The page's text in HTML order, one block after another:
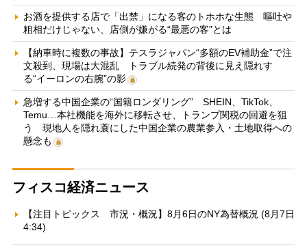
お酒を提供する店で「出禁」になる客のトホホな生態 嘔吐や
粗相だけじゃない、店側が嫌がる“最悪の客”とは
【納車時に複数の事故】テスラジャパン“多額のEV補助金”で注
文殺到、現場は大混乱 トラブル続発の背後に見え隠れす
る“イーロンの右腕”の影
急増する中国企業の“国籍ロンダリング” SHEIN、TikTok、
Temu…本社機能を海外に移転させ、トランプ関税の回避を狙
う 現地人を隠れ蓑にした中国企業の農業参入・土地取得への
懸念も
フィスコ経済ニュース
【注目トピックス 市況・概況】8月6日のNY為替概況 (8月7日
4:34)